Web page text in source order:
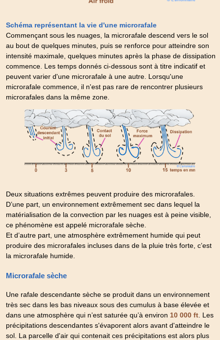
Schéma représentant la vie d'une microrafale
Commençant sous les nuages, la microrafale descend vers le sol
au bout de quelques minutes, puis se renforce pour atteindre son
intensité maximale, quelques minutes après la phase de dissipation
commence. Les temps donnés ci-dessous sont à titre indicatif et
peuvent varier d'une microrafale à une autre. Lorsqu'une
microrafale commence, il n'est pas rare de rencontrer plusieurs
microrafales dans la même zone.
Deux situations extrêmes peuvent produire des microrafales.
D’une part, un environnement extrêmement sec dans lequel la
matérialisation de la convection par les nuages est à peine visible,
ce phénomène est appelé microrafale sèche.
Et d’autre part, une atmosphère extrêmement humide qui peut
produire des microrafales incluses dans de la pluie très forte, c’est
la microrafale humide.
Microrafale sèche
Une rafale descendante sèche se produit dans un environnement
très sec dans les bas niveaux sous des cumulus à base élevée et
dans une atmosphère qui n’est saturée qu’à environ 10 000 ft . Les
précipitations descendantes s'évaporent alors avant d'atteindre le
sol. La parcelle d'air qui contenait ces précipitations est alors plus